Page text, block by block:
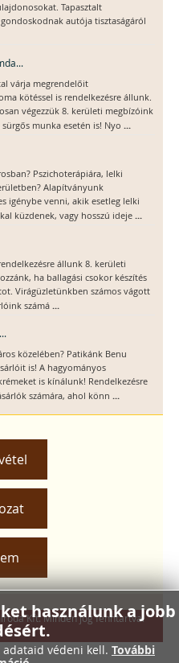
Tapasztalt
autója tisztaságáról
várja megrendelőit
kötéssel is rendelkezésre állunk.
végezzük 8. kerületi megbízóink
munka esetén is! Nyo ...
Pszichoterápiára, lelki
Alapítványunk
igénybe venni, akik esetleg lelki
küzdenek, vagy hosszú ideje ...
állunk 8. kerületi
ha ballagási csokor készítés
Virágüzletünkben számos vágott
számá ...
közelében? Patikánk Benu
is! A hagyományos
is kínálunk! Rendelkezésre
számára, ahol könn ...
használunk a jobb
védeni kell. További
Kft. Minden jog fenntartva.